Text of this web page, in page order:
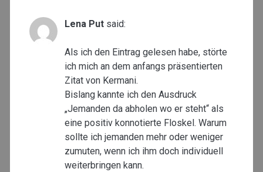
Lena Put said:
Als ich den Eintrag gelesen habe, störte
ich mich an dem anfangs präsentierten
Zitat von Kermani.
Bislang kannte ich den Ausdruck
„Jemanden da abholen wo er steht“ als
eine positiv konnotierte Floskel. Warum
sollte ich jemanden mehr oder weniger
zumuten, wenn ich ihm doch individuell
weiterbringen kann.